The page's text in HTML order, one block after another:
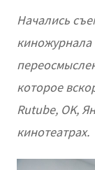
Начались
киножурнала
которое
Rutube, OK,
кинотеатрах.